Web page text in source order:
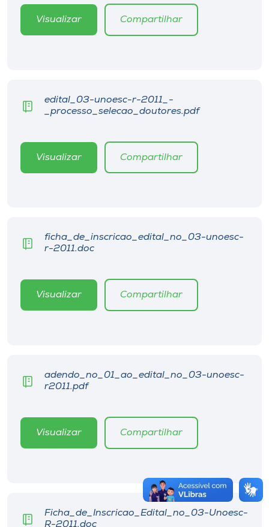
Unoesc
Selecione
o idioma
Visualizar Compartilhar
edital_03-unoesc-r-2011_-
_processo_selecao_doutores.pdf
Visualizar Compartilhar
ficha_de_inscricao_edital_no_03-unoesc-
r-2011.doc
Visualizar Compartilhar
adendo_no_01_ao_edital_no_03-unoesc-
r2011.pdf
Visualizar Compartilhar
Ficha_de_Inscricao_Edital_no_03-Unoesc-
R-2011.doc